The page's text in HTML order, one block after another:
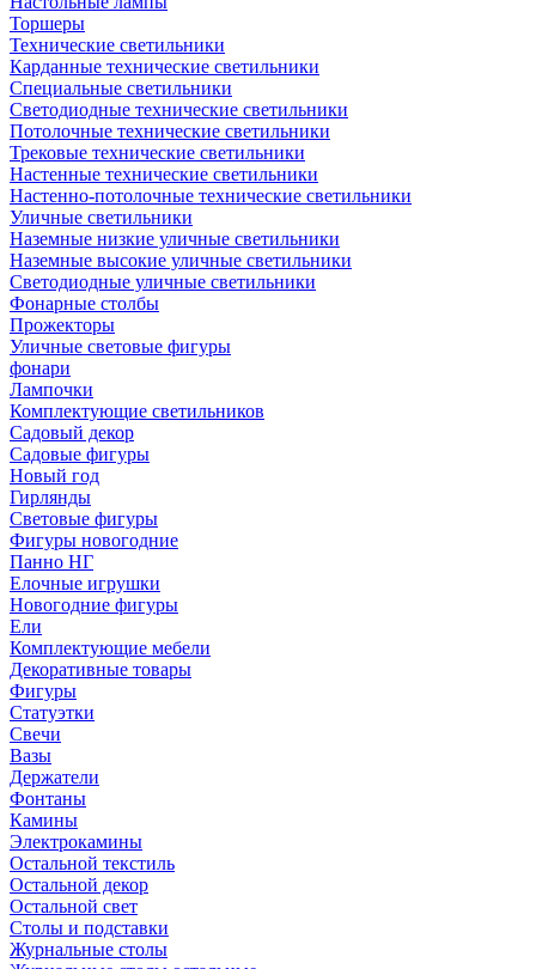
Торшеры
Технические светильники
Карданные технические светильники
Специальные светильники
Светодиодные технические светильники
Потолочные технические светильники
Трековые технические светильники
Настенные технические светильники
Настенно-потолочные технические светильники
Уличные светильники
Наземные низкие уличные светильники
Наземные высокие уличные светильники
Светодиодные уличные светильники
Фонарные столбы
Прожекторы
Уличные световые фигуры
фонари
Лампочки
Комплектующие светильников
Садовый декор
Садовые фигуры
Новый год
Гирлянды
Световые фигуры
Фигуры новогодние
Панно НГ
Елочные игрушки
Новогодние фигуры
Ели
Комплектующие мебели
Декоративные товары
Фигуры
Статуэтки
Свечи
Вазы
Держатели
Фонтаны
Камины
Электрокамины
Остальной текстиль
Остальной декор
Остальной свет
Столы и подставки
Журнальные столы